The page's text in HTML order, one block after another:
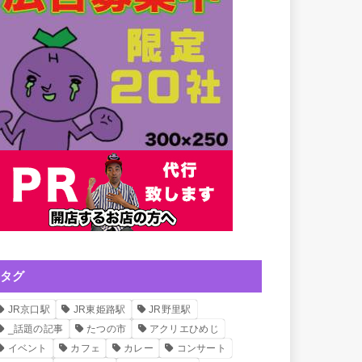
タグ
JR京口駅 JR東姫路駅
JR野里駅
_話題の記事
たつの市
アクリエひめじ
イベント
カフェ カレー
コンサート